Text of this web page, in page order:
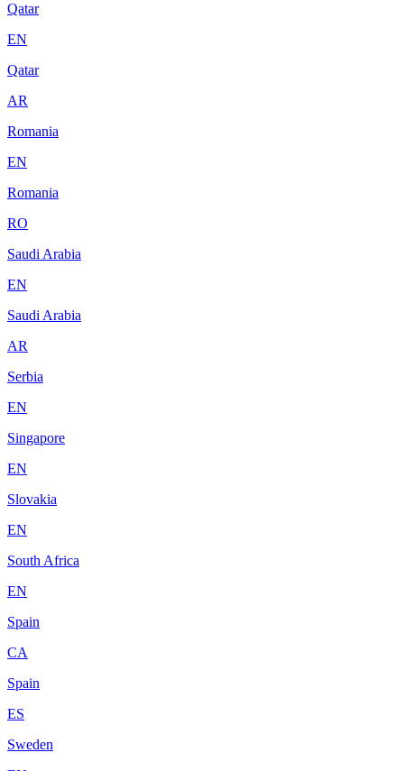
Qatar
EN
Qatar
AR
Romania
EN
Romania
RO
Saudi Arabia
EN
Saudi Arabia
AR
Serbia
EN
Singapore
EN
Slovakia
EN
South Africa
EN
Spain
CA
Spain
ES
Sweden